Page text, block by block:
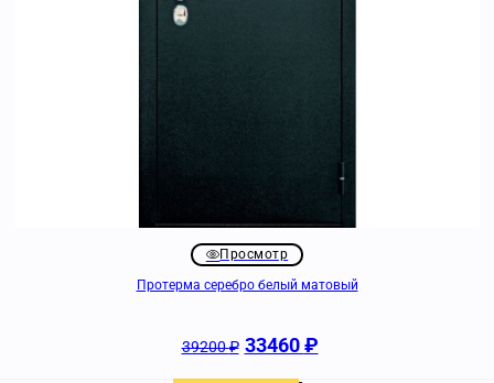
Просмотр
Протерма серебро белый матовый
39200₽ 33460₽